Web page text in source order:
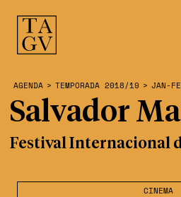
CINEMA
AGENDA > TEMPORADA 2018/19 > JAN-
Salvador
Festival Internacional